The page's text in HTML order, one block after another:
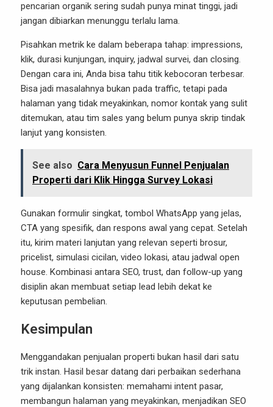
pencarian organik sering sudah punya minat tinggi, jadi
jangan dibiarkan menunggu terlalu lama.
Pisahkan metrik ke dalam beberapa tahap: impressions,
klik, durasi kunjungan, inquiry, jadwal survei, dan closing.
Dengan cara ini, Anda bisa tahu titik kebocoran terbesar.
Bisa jadi masalahnya bukan pada traffic, tetapi pada
halaman yang tidak meyakinkan, nomor kontak yang sulit
ditemukan, atau tim sales yang belum punya skrip tindak
lanjut yang konsisten.
See also Cara Menyusun Funnel Penjualan
Properti dari Klik Hingga Survey Lokasi
Gunakan formulir singkat, tombol WhatsApp yang jelas,
CTA yang spesifik, dan respons awal yang cepat. Setelah
itu, kirim materi lanjutan yang relevan seperti brosur,
pricelist, simulasi cicilan, video lokasi, atau jadwal open
house. Kombinasi antara SEO, trust, dan follow-up yang
disiplin akan membuat setiap lead lebih dekat ke
keputusan pembelian.
Kesimpulan
Menggandakan penjualan properti bukan hasil dari satu
trik instan. Hasil besar datang dari perbaikan sederhana
yang dijalankan konsisten: memahami intent pasar,
membangun halaman yang meyakinkan, menjadikan SEO